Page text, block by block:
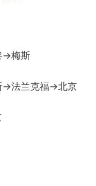
→梅斯
→法兰克福→北京